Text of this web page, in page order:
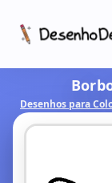
Coletâneas
Colorir Online
CRIAR COM IA!
Desenhos para